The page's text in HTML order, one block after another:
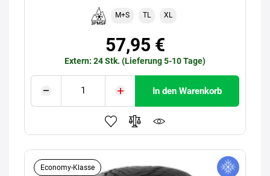
M+S TL XL
57,95 €
Extern: 24 Stk. (Lieferung 5-10 Tage)
In den Warenkorb
Economy-Klasse